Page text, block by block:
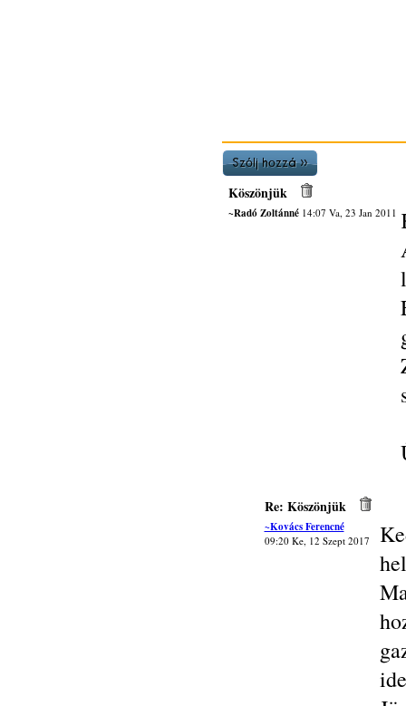
Köszönjük
~Radó Zoltánné14:07 Va, 23 Jan 2011
Re: Köszönjük
~Kovács Ferencné
09:20 Ke, 12 Szept 2017